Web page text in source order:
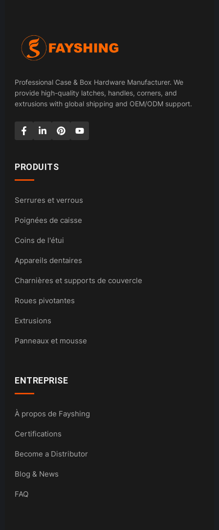
Professional Case & Box Hardware Manufacturer. We
provide high-quality latches, handles, corners, and
extrusions with global shipping and OEM/ODM support.
PRODUITS
Serrures et verrous
Poignées de caisse
Coins de l'étui
Appareils dentaires
Charnières et supports de couvercle
Roues pivotantes
Extrusions
Panneaux et mousse
ENTREPRISE
À propos de Fayshing
Certifications
Become a Distributor
Blog & News
FAQ